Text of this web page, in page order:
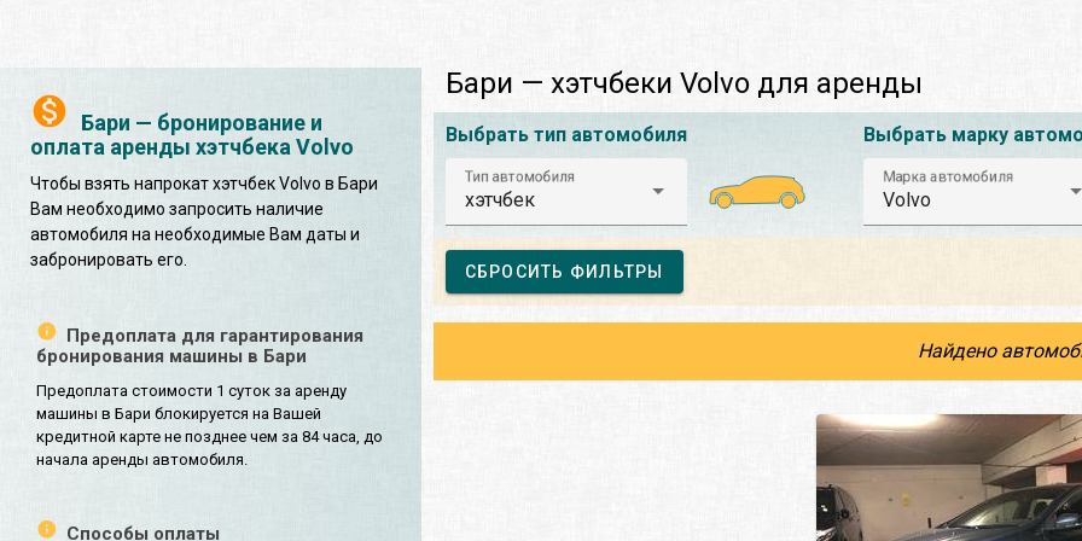
Бари — бронирование и
оплата аренды хэтчбека Volvo
Чтобы взять напрокат хэтчбек Volvo в Бари
Вам необходимо запросить наличие
автомобиля на необходимые Вам даты и
забронировать его.
Предоплата для гарантирования
бронирования машины в Бари
Предоплата стоимости 1 суток за аренду
машины в Бари блокируется на Вашей
кредитной карте не позднее чем за 84 часа, до
начала аренды автомобиля.
Способы оплаты
Бари — хэтчбеки Volvo для аренды
Выбрать тип автомобиля
Тип автомобиля
хэтчбек
Выбрать марку
Марка автомобиля
Volvo
СБРОСИТЬ ФИЛЬТРЫ
Найдено